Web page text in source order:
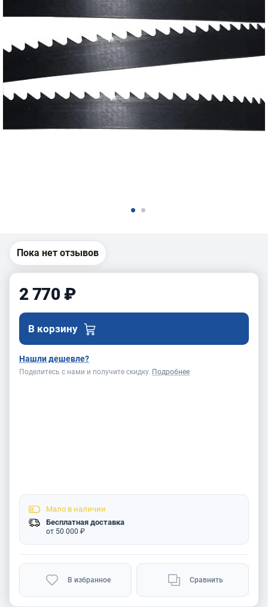
Пока нет отзывов
2 770 ₽
В корзину
Нашли дешевле?
Поделитесь с нами и получите скидку. Подробнее
Мало в наличии
Бесплатная доставка
от 50 000 ₽
В избранное Сравнить